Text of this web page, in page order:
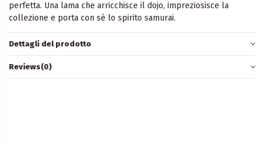
perfetta. Una lama che arricchisce il dojo, impreziosisce la
collezione e porta con sé lo spirito samurai.
Dettagli del prodotto
Reviews(0)